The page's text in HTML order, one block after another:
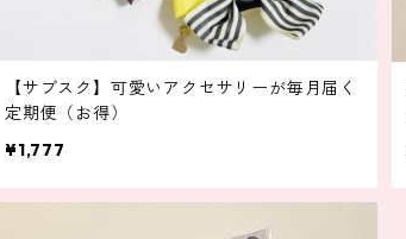
【サブスク】可愛いアクセサリーが毎月届く
定期便（お得）
¥1,777